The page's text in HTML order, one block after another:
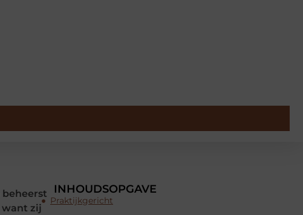
beheerst
want zij
INHOUDSOPGAVE
Praktijkgericht